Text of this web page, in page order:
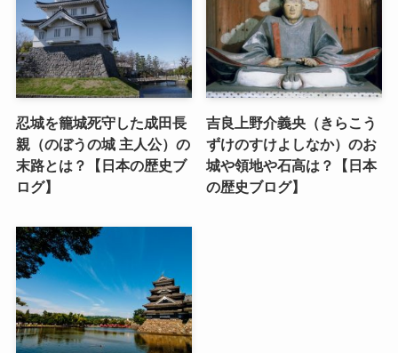
忍城を籠城死守した成田長
親（のぼうの城 主人公）の
末路とは？【日本の歴史ブ
ログ】
吉良上野介義央（きらこう
ずけのすけよしなか）のお
城や領地や石高は？【日本
の歴史ブログ】